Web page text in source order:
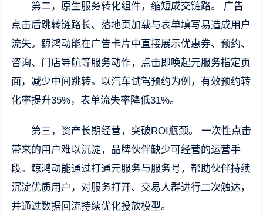
第二，原生服务转化组件，缩短成交链路。 广告
点击后跳转链路长、落地页加载与表单填写易造成用户
流失。鲸鸿动能在广告卡片中直接展示优惠券、预约、
咨询、门店导航等服务动作，点击即唤起元服务指定页
面，减少中间跳转。以汽车试驾预约为例，有效预约转
化率提升35%，表单流失率降低31%。
第三，资产长期经营，突破ROI瓶颈。 一次性点击
带来的用户难以沉淀，品牌伙伴缺少可经营的运营手
段。鲸鸿动能通过打通元服务与服务号，帮助伙伴持续
沉淀优质用户，对服务打开、交易人群进行二次触达，
并通过数据回流持续优化投放模型。